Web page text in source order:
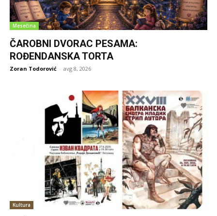
Mesečina
ČAROBNI DVORAC PESAMA:
ROĐENDANSKA TORTA
Zoran Todorović - avg 8, 2026
Kultura